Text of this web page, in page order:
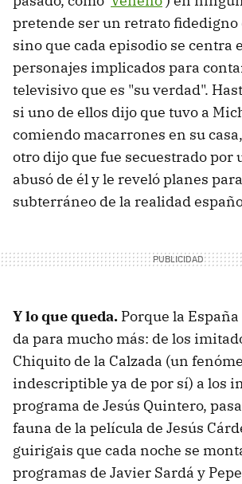
pretende ser un retrato fidedigno
sino que cada episodio se centra
personajes implicados para
televisivo que es "su verdad".
si uno de ellos dijo que tuvo a
comiendo macarrones en su
otro dijo que fue secuestrado por
abusó de él y le reveló planes
subterráneo de la realidad
Y lo que queda. Porque la España
da para mucho más: de los
Chiquito de la Calzada (un
indescriptible ya de por sí) a los
programa de Jesús Quintero,
fauna de la película de Jesús
guirigais que cada noche se
programas de Javier Sardá y